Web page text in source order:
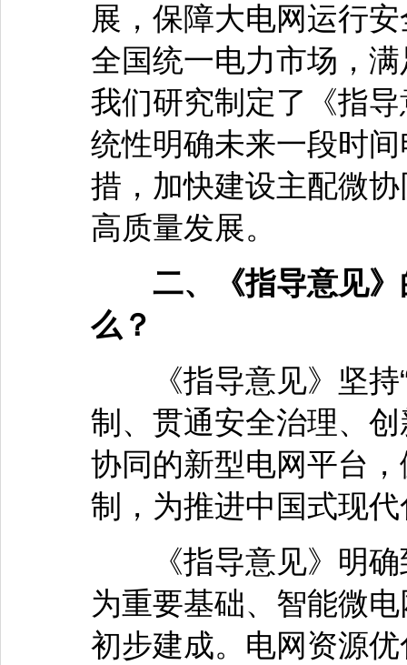
展，保障大电网运行
全国统一电力市场，
我们研究制定了《指
统性明确未来一段时
措，加快建设主配微
高质量发展。
二、《指导意见》
么？
《指导意见》坚持“
制、贯通安全治理、
协同的新型电网平台
制，为推进中国式现
《指导意见》明确
为重要基础、智能微
初步建成。电网资源